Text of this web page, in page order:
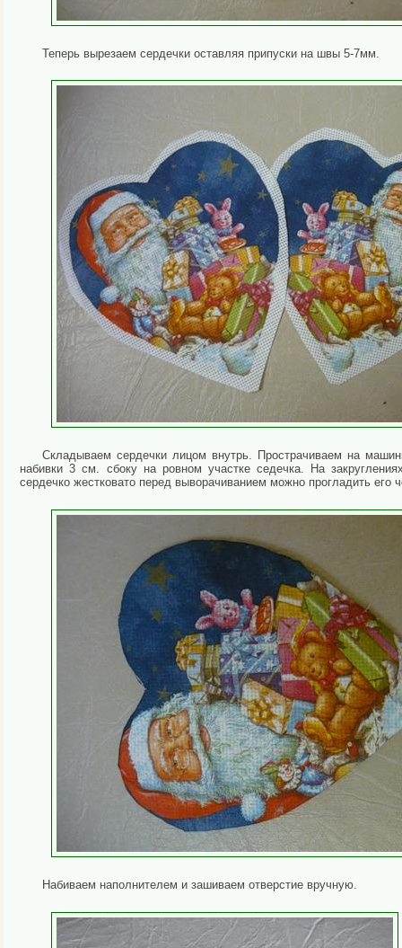
Теперь вырезаем сердечки оставляя припуски на швы 5-7мм.
Складываем сердечки лицом внутрь. Прострачиваем на
набивки 3 см. сбоку на ровном участке седечка. На
сердечко жестковато перед выворачиванием можно прогладить
Набиваем наполнителем и зашиваем отверстие вручную.